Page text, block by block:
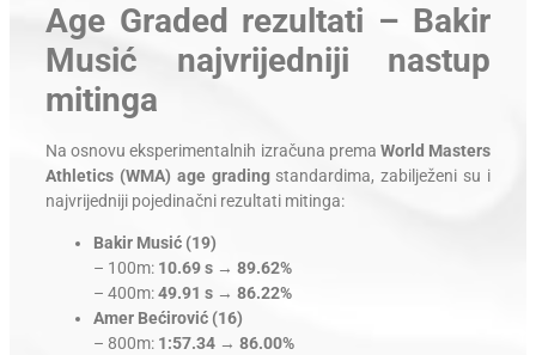
Age Graded rezultati – Bakir
Musić najvrijedniji nastup
mitinga
Na osnovu eksperimentalnih izračuna prema World Masters
Athletics (WMA) age gradingstandardima, zabilježeni su i
najvrijedniji pojedinačni rezultati mitinga:
Bakir Musić (19)
– 100m: 10.69 s → 89.62%
– 400m:49.91 s → 86.22%
Amer Bećirović (16)
– 800m: 1:57.34 → 86.00%